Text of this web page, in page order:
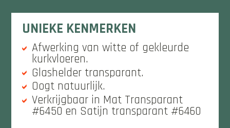
UNIEKE KENMERKEN
Afwerking van witte of gekleurde
kurkvloeren.
Glashelder transparant.
Oogt natuurlijk.
Verkrijgbaar in Mat Transparant
#6450 en Satijn transparant #6460